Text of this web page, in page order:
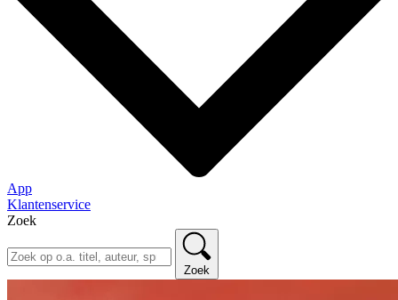
App
Klantenservice
Zoek
Zoek